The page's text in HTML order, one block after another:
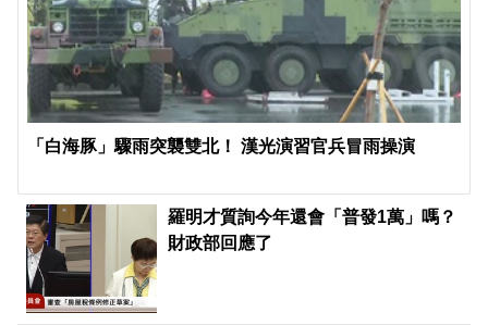
「白海豚」驟雨突襲雙北！ 漢光演習官兵冒雨操演
羅明才質詢今年還會「普發1萬」嗎？
財政部回應了